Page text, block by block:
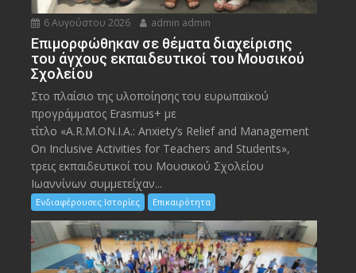
6 Αυγούστου 2026 admin admin
Eπιμορφώθηκαν σε θέματα διαχείρισης
του άγχους εκπαιδευτικοί του Μουσικού
Σχολείου
Στο πλαίσιο της υλοποίησης του ευρωπαϊκού
προγράμματος Erasmus+ με
τίτλο «A.R.M.ON.I.A.: Anxiety’s Relief and Management
On Inclusive Activities for Teachers and Students»,
τρεις εκπαιδευτικοί του Μουσικού Σχολείου
Ιωαννίνων συμμετείχαν...
Ενδιαφέρουσες Ιστορίες Επικαιρότητα